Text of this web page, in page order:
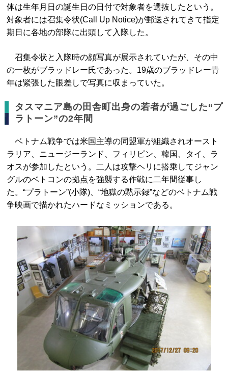
体は生年月日の誕生日の日付で対象者を選抜したという。
対象者には召集令状(Call Up Notice)が郵送されてきて指定
期日に各地の部隊に出頭して入隊した。
召集令状と入隊時の顔写真が展示されていたが、その中
の一枚がブラッドレー氏であった。19歳のブラッドレー青
年は緊張した眼差しで写真に収まっていた。
タスマニア島の田舎町出身の若者が過ごした“プ
ラトーン”の2年間
ベトナム戦争では米国主導の同盟軍が組織されオースト
ラリア、ニュージーランド、フィリピン、韓国、タイ、ラ
オスが参加したという。二人は攻撃ヘリに搭乗してジャン
グルのベトコンの拠点を強襲する作戦に二年間従事し
た。“プラトーン”(小隊)、“地獄の黙示録”などのベトナム戦
争映画で描かれたハードなミッションである。